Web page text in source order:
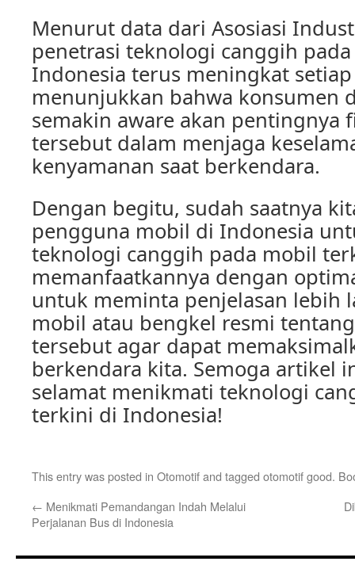
Menurut data dari Asosiasi
penetrasi teknologi canggih
Indonesia terus meningkat
menunjukkan bahwa konsumen
semakin aware akan pentingnya
tersebut dalam menjaga
kenyamanan saat berkendara.
Dengan begitu, sudah saatnya
pengguna mobil di Indonesia
teknologi canggih pada mobil
memanfaatkannya dengan
untuk meminta penjelasan lebih
mobil atau bengkel resmi
tersebut agar dapat
berkendara kita. Semoga artikel
selamat menikmati teknologi
terkini di Indonesia!
This entry was posted in Otomotifand tagged otomotif good.
← Menikmati Pemandangan Indah Melalui
Perjalanan Bus di Indonesia